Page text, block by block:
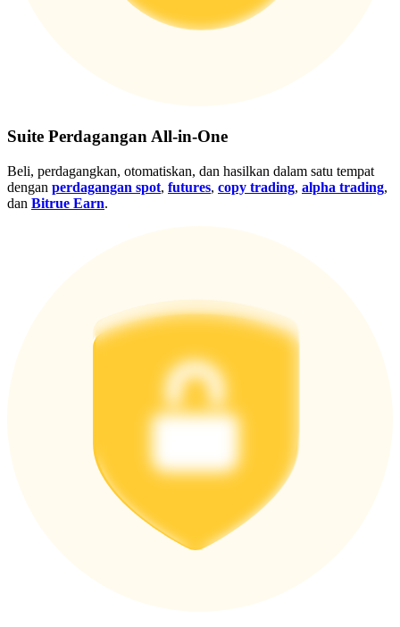
Suite Perdagangan All-in-One
Beli, perdagangkan, otomatiskan, dan hasilkan dalam satu tempat
dengan perdagangan spot, futures, copy trading, alpha trading,
dan Bitrue Earn.